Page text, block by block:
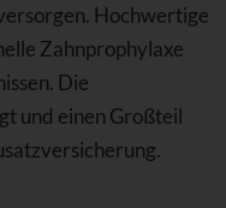
Hochwertige
Zahnprophylaxe
Die
und einen Großteil